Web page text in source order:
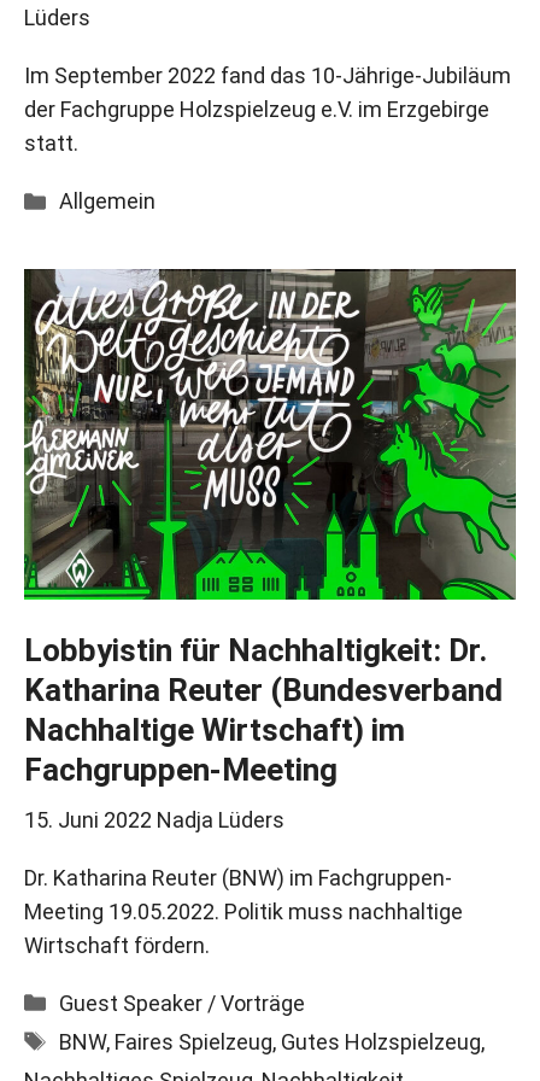
Lüders
Im September 2022 fand das 10-Jährige-Jubiläum
der Fachgruppe Holzspielzeug e.V. im Erzgebirge
statt.
Kategorien
Allgemein
Lobbyistin für Nachhaltigkeit: Dr.
Katharina Reuter (Bundesverband
Nachhaltige Wirtschaft) im
Fachgruppen-Meeting
15. Juni 2022 Nadja Lüders
Dr. Katharina Reuter (BNW) im Fachgruppen-
Meeting 19.05.2022. Politik muss nachhaltige
Wirtschaft fördern.
Kategorien
Guest Speaker / Vorträge
Schlagwörter
BNW, Faires Spielzeug, Gutes Holzspielzeug,